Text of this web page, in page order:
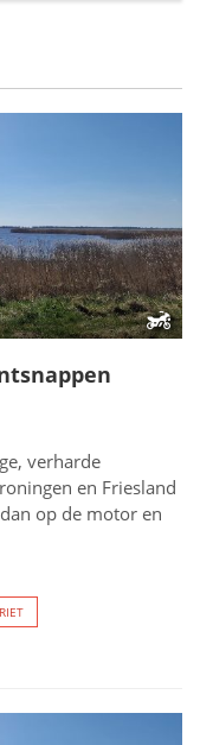
verharde
en Friesland
op de motor en